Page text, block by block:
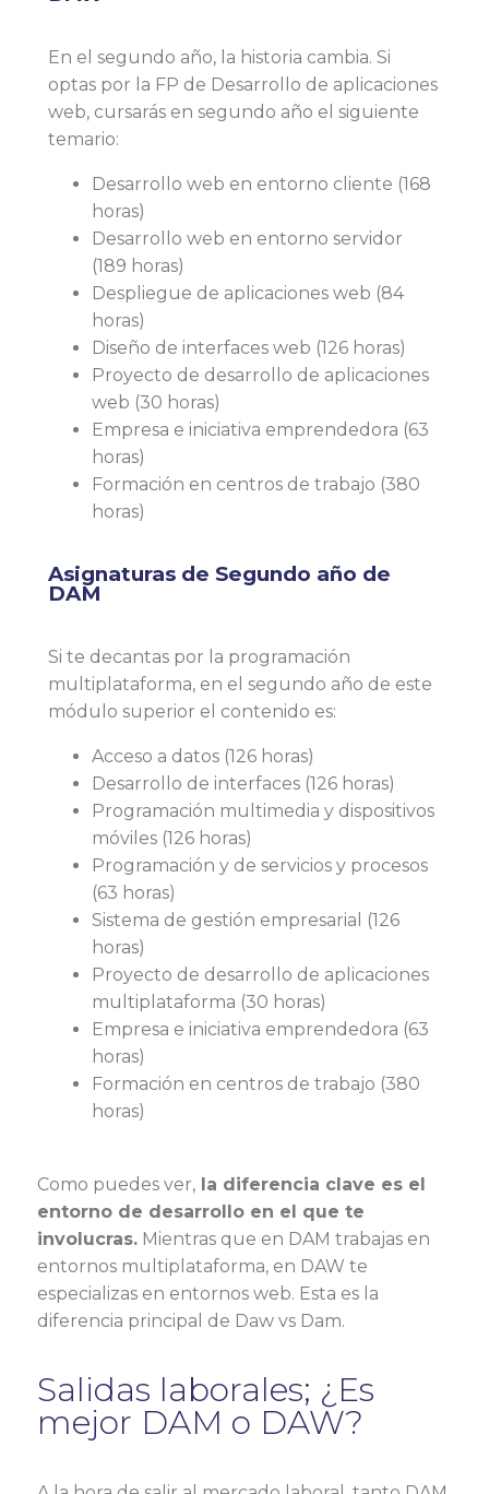
En el segundo año, la historia cambia. Si
optas por la FP de Desarrollo de aplicaciones
web, cursarás en segundo año el siguiente
temario:
Desarrollo web en entorno cliente (168
horas)
Desarrollo web en entorno servidor
(189 horas)
Despliegue de aplicaciones web (84
horas)
Diseño de interfaces web (126 horas)
Proyecto de desarrollo de aplicaciones
web (30 horas)
Empresa e iniciativa emprendedora (63
horas)
Formación en centros de trabajo (380
horas)
Asignaturas de Segundo año de
DAM
Si te decantas por la programación
multiplataforma, en el segundo año de este
módulo superior el contenido es:
Acceso a datos (126 horas)
Desarrollo de interfaces (126 horas)
Programación multimedia y dispositivos
móviles (126 horas)
Programación y de servicios y procesos
(63 horas)
Sistema de gestión empresarial (126
horas)
Proyecto de desarrollo de aplicaciones
multiplataforma (30 horas)
Empresa e iniciativa emprendedora (63
horas)
Formación en centros de trabajo (380
horas)
Como puedes ver, la diferencia clave es el
entorno de desarrollo en el que te
involucras. Mientras que en DAM trabajas en
entornos multiplataforma, en DAW te
especializas en entornos web. Esta es la
diferencia principal de Daw vs Dam.
Salidas laborales; ¿Es
mejor DAM o DAW?